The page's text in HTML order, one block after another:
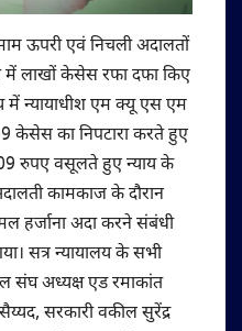
ऊपरी एवं निचली अदालतों
में लाखों केसेस रफा दफा किए
में न्यायाधीश एम क्यू एस एम
केसेस का निपटारा करते हुए
रुपए वसूलते हुए न्याय के
कामकाज के दौरान
हर्जाना अदा करने संबंधी
सत्र न्यायालय के सभी
संघ अध्यक्ष एड रमाकांत
सरकारी वकील सुरेंद्र